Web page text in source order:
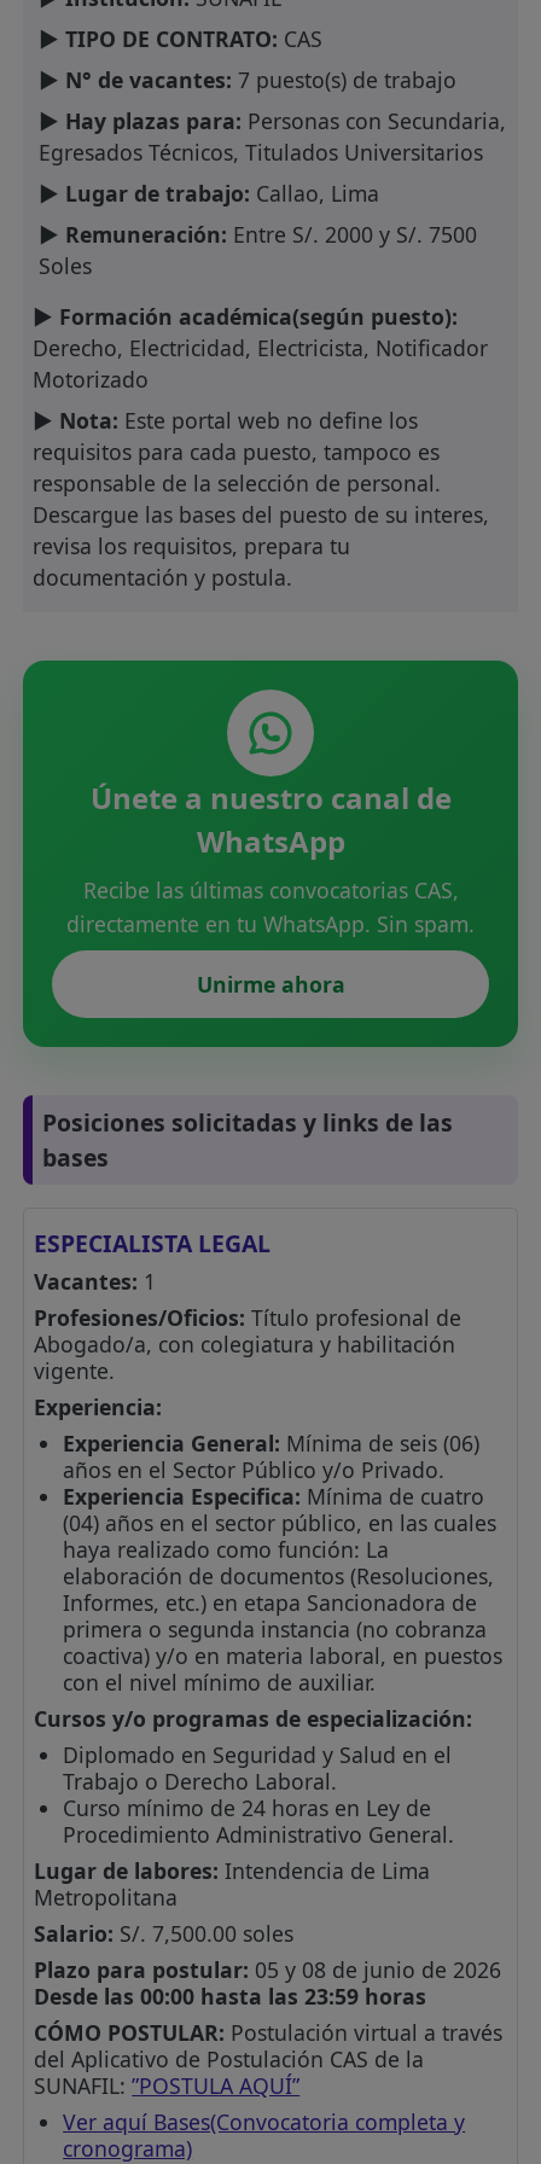
► TIPO DE CONTRATO: CAS
► N° de vacantes: 7 puesto(s) de trabajo
► Hay plazas para: Personas con Secundaria,
Egresados Técnicos, Titulados Universitarios
► Lugar de trabajo: Callao, Lima
► Remuneración: Entre S/. 2000 y S/. 7500
Soles
► Formación académica(según puesto):
Derecho, Electricidad, Electricista, Notificador
Motorizado
► Nota: Este portal web no define los
requisitos para cada puesto, tampoco es
responsable de la selección de personal.
Descargue las bases del puesto de su interes,
revisa los requisitos, prepara tu
documentación y postula.
Únete a nuestro canal de
WhatsApp
Recibe las últimas convocatorias CAS,
directamente en tu WhatsApp. Sin spam.
Unirme ahora
Posiciones solicitadas y links de las
bases
ESPECIALISTA LEGAL
Vacantes: 1
Profesiones/Oficios: Título profesional de
Abogado/a, con colegiatura y habilitación
vigente.
Experiencia:
Experiencia General: Mínima de seis (06)
años en el Sector Público y/o Privado.
Experiencia Especifica: Mínima de cuatro
(04) años en el sector público, en las cuales
haya realizado como función: La
elaboración de documentos (Resoluciones,
Informes, etc.) en etapa Sancionadora de
primera o segunda instancia (no cobranza
coactiva) y/o en materia laboral, en puestos
con el nivel mínimo de auxiliar.
Cursos y/o programas de especialización:
Diplomado en Seguridad y Salud en el
Trabajo o Derecho Laboral.
Curso mínimo de 24 horas en Ley de
Procedimiento Administrativo General.
Lugar de labores: Intendencia de Lima
Metropolitana
Salario: S/. 7,500.00 soles
Plazo para postular: 05 y 08 de junio de 2026
Desde las 00:00 hasta las 23:59 horas
CÓMO POSTULAR: Postulación virtual a través
del Aplicativo de Postulación CAS de la
SUNAFIL:”POSTULA AQUÍ”
Ver aquí Bases(Convocatoria completa y
cronograma)